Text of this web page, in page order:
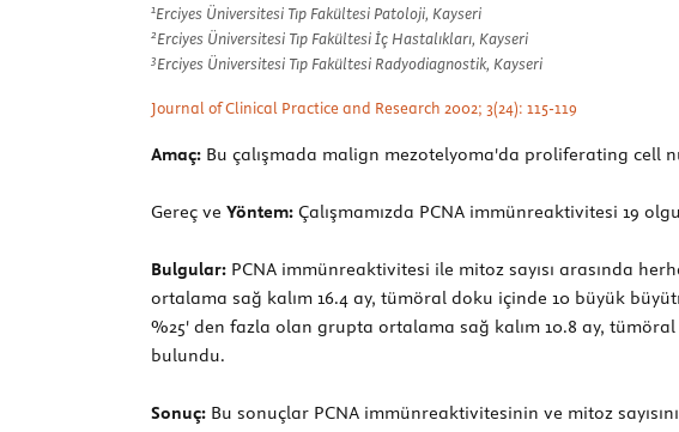
1Erciyes Üniversitesi Tıp Fakültesi Patoloji, Kayseri
2Erciyes Üniversitesi Tıp Fakültesi İç Hastalıkları, Kayseri
3Erciyes Üniversitesi Tıp Fakültesi Radyodiagnostik, Kayseri
Journal of Clinical Practice and Research 2002; 3(24): 115-119
Amaç: Bu çalışmada malign mezotelyoma'da proliferating cell
Gereç ve Yöntem: Çalışmamızda PCNA immünreaktivitesi 19
Bulgular: PCNA immünreaktivitesi ile mitoz sayısı arasında
ortalama sağ kalım 16.4 ay, tümöral doku içinde 10 büyük
%25' den fazla olan grupta ortalama sağ kalım 10.8 ay,
bulundu.
Sonuç: Bu sonuçlar PCNA immünreaktivitesinin ve mitoz